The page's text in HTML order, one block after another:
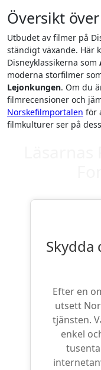
Översikt
Utbudet av filmer på
ständigt växande. Här
Disneyklassikerna som
moderna storfilmer
Lejonkungen. Om du
filmrecensioner och
Norskefilmportalen för
filmkulturer ser på
Efter en
utsett
tjänsten.
enkel